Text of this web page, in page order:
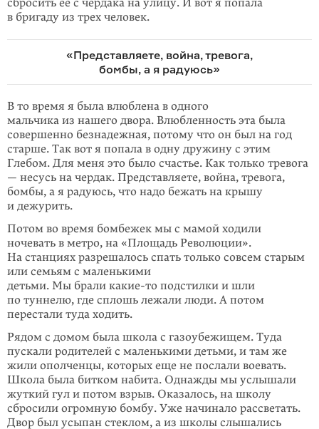
сбросить ее с чердака на улицу. И вот я попала
в бригаду из трех человек.
«Представляете, война, тревога,
бомбы, а я радуюсь»
В то время я была влюблена в одного
мальчика из нашего двора. Влюбленность эта была
совершенно безнадежная, потому что он был на год
старше. Так вот я попала в одну дружину с этим
Глебом. Для меня это было счастье. Как только тревога
— несусь на чердак. Представляете, война, тревога,
бомбы, а я радуюсь, что надо бежать на крышу
и дежурить.
Потом во время бомбежек мы с мамой ходили
ночевать в метро, на «Площадь Революции».
На станциях разрешалось спать только совсем старым
или семьям с маленькими
детьми. Мы брали какие-то подстилки и шли
по туннелю, где сплошь лежали люди. А потом
перестали туда ходить.
Рядом с домом была школа с газоубежищем. Туда
пускали родителей с малень­кими детьми, и там же
жили ополченцы, которых еще не послали воевать.
Шко­ла была битком набита. Однажды мы услышали
жуткий гул и потом взрыв. Оказалось, на школу
сбросили огромную бомбу. Уже начинало рассветать.
Двор был усыпан стеклом, а из школы слышались